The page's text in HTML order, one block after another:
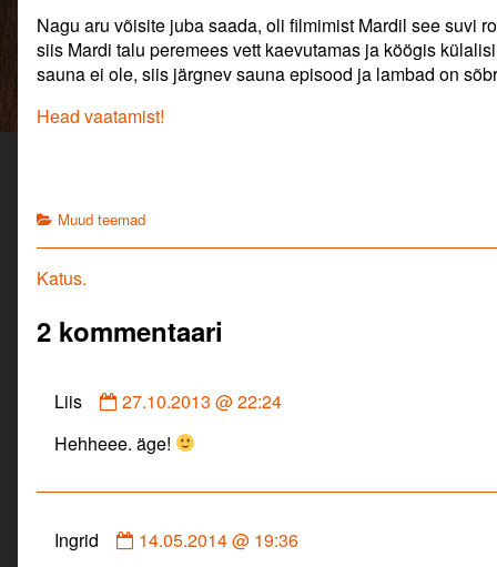
Nagu aru võisite juba saada, oli filmimist Mardil see suvi
siis Mardi talu peremees vett kaevutamas ja köögis
sauna ei ole, siis järgnev sauna episood ja lambad on
Head vaatamist!
Categories
Muud teemad
Navigeerimine
Previous
Katus.
2 kommentaari
Liis
Comment
Liis
on
27.10.2013 @ 22:24
Hehheee. äge!
Ingrid
Comment
14.05.2014 @ 19:36